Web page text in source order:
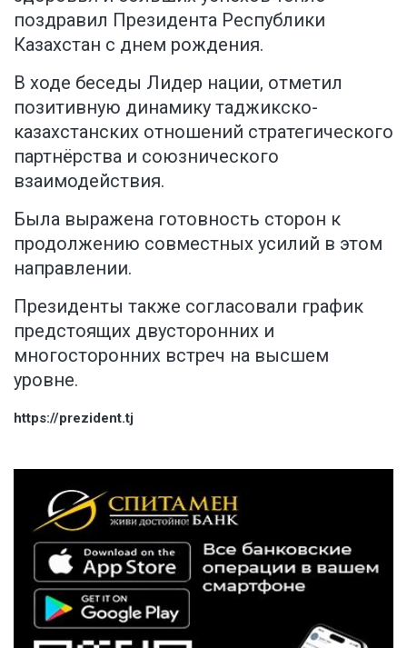
поздравил Президента Республики
Казахстан с днем рождения.
В ходе беседы Лидер нации, отметил
позитивную динамику таджикско-
казахстанских отношений стратегического
партнёрства и союзнического
взаимодействия.
Была выражена готовность сторон к
продолжению совместных усилий в этом
направлении.
Президенты также согласовали график
предстоящих двусторонних и
многосторонних встреч на высшем
уровне.
https://prezident.tj